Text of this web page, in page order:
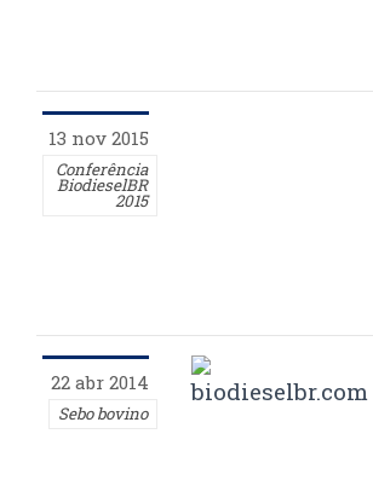
13 nov 2015
Conferência
BiodieselBR
2015
22 abr 2014
Sebo bovino